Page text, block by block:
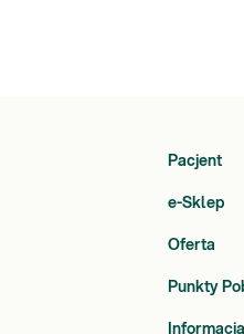
Pacjent
e-Sklep
Oferta
Punkty